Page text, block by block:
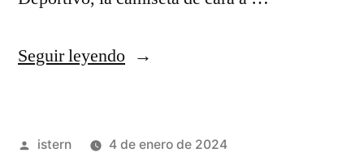
Seguir leyendo«equipaciones
Publicado
istern
4 de enero de 2024